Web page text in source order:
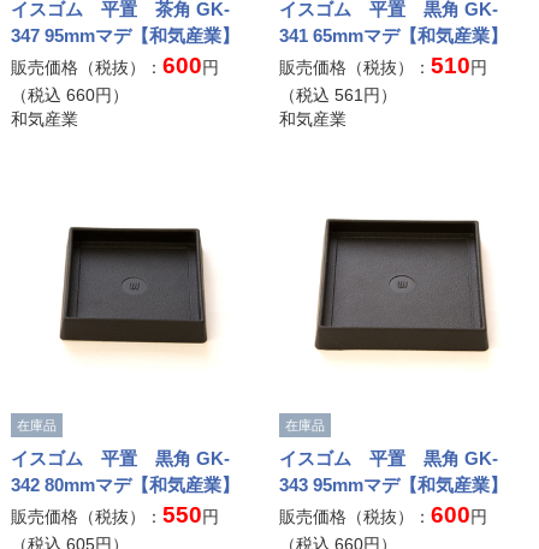
イスゴム 平置 茶角 GK-
347 95mmマデ【和気産業】
販売価格（税抜）： 600円
（税込 660円）
和気産業
イスゴム 平置 黒角 GK-
341 65mmマデ【和気産業】
販売価格（税抜）：510円
（税込561 円）
和気産業
在庫品
イスゴム 平置 黒角 GK-
342 80mmマデ【和気産業】
販売価格（税抜）： 550円
（税込 605円）
在庫品
イスゴム 平置 黒角 GK-
343 95mmマデ【和気産業】
販売価格（税抜）：600円
（税込660円）